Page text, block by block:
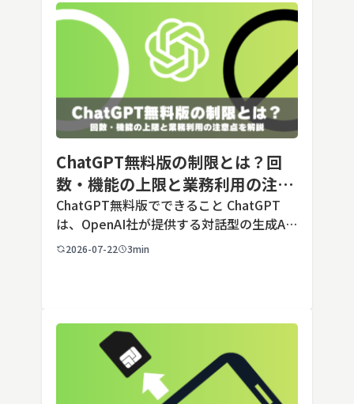
ChatGPT無料版の制限とは？回
数・機能の上限と業務利用の注意
点を解説【2026年最新】
ChatGPT無料版でできること ChatGPT
は、OpenAI社が提供する対話型の生成AI
サービスです。アカウントを登録すれば無
2026-07-22 3min